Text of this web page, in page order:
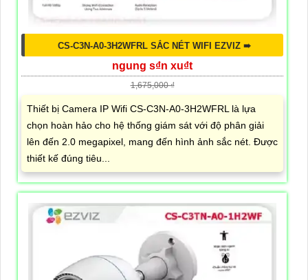
CS-C3N-A0-3H2WFRL SẮC NÉT WIFI EZVIZ ➠
ngung s₫n xu₫t
1,675,000 ₫
Thiết bị Camera IP Wifi CS-C3N-A0-3H2WFRL là lựa
chọn hoàn hảo cho hệ thống giám sát với độ phân giải
lên đến 2.0 megapixel, mang đến hình ảnh sắc nét. Được
thiết kế đúng tiêu...